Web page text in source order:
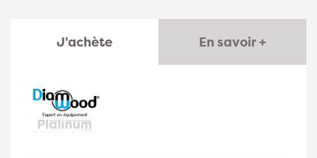
J'achète En savoir +